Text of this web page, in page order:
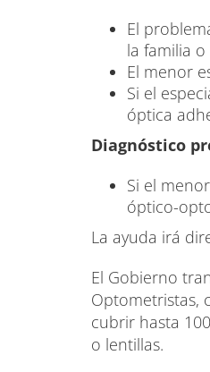
El
la familia o
El menor
Si el
óptica
Diagnóstico
Si el
óptico-
La ayuda irá
El Gobierno
Optometristas,
cubrir hasta
o lentillas.